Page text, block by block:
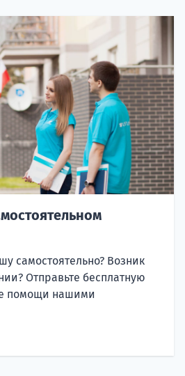
самостоятельно? Возник
Отправьте бесплатную
помощи нашими